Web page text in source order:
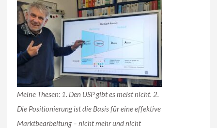
Meine Thesen: 1. Den USP gibt es meist nicht. 2.
Die Positionierung ist die Basis für eine effektive
Marktbearbeitung – nicht mehr und nicht